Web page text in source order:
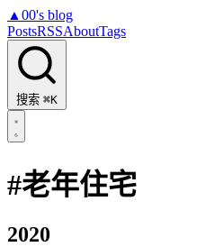
▲ 00's blog
PostsRSSAboutTags
搜索 ⌘K
#老年住宅
2020